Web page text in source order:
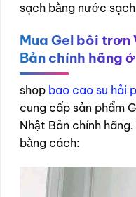
sạch bằng nước sạch
Mua Gel bôi trơn
Bản chính hãng
shop bao cao su hải
cung cấp sản phẩm
Nhật Bản chính
bằng cách: